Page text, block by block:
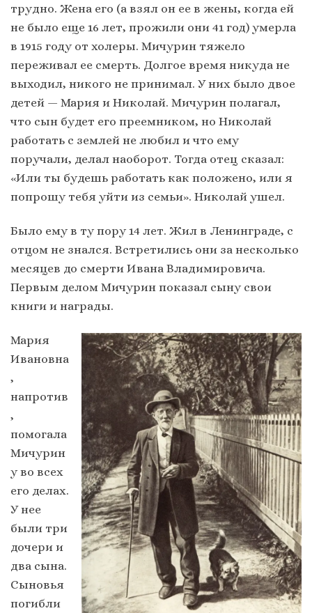
трудно. Жена его (а взял он ее в жены, когда ей
не было еще 16 лет, прожили они 41 год) умерла
в 1915 году от холеры. Мичурин тяжело
переживал ее смерть. Долгое время никуда не
выходил, никого не принимал. У них было двое
детей — Мария и Николай. Мичурин полагал,
что сын будет его преемником, но Николай
работать с землей не любил и что ему
поручали, делал наоборот. Тогда отец сказал:
«Или ты будешь работать как положено, или я
попрошу тебя уйти из семьи». Николай ушел.
Было ему в ту пору 14 лет. Жил в Ленинграде, с
отцом не знался. Встретились они за несколько
месяцев до смерти Ивана Владимировича.
Первым делом Мичурин показал сыну свои
книги и награды.
Мария
Ивановна
,
напротив
,
помогала
Мичурин
у во всех
его делах.
У нее
были три
дочери и
два сына.
Сыновья
погибли